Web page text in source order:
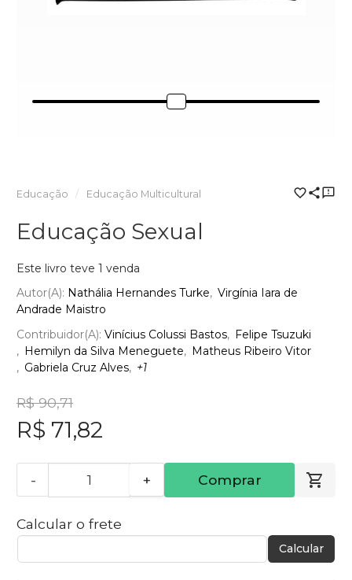
Educação Educação Multicultural
Educação Sexual
Este livro teve 1 venda
Autor(a): Nathália Hernandes Turke
Virgínia Iara de
Andrade Maistro
Contribuidor(a): Vinícius Colussi Bastos
Felipe Tsuzuki
Hemilyn da Silva Meneguete
Matheus Ribeiro Vitor
Gabriela Cruz Alves
+1
R$ 90,71
R$ 71,82
- + Comprar
Calcular o frete
Calcular